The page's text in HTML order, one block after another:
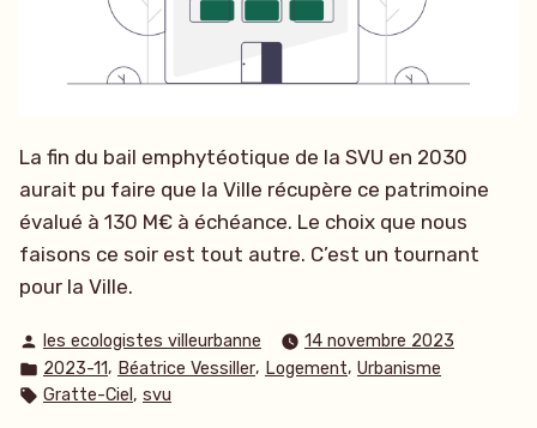
La fin du bail emphytéotique de la SVU en 2030
aurait pu faire que la Ville récupère ce patrimoine
évalué à 130 M€ à échéance. Le choix que nous
faisons ce soir est tout autre. C’est un tournant
pour la Ville.
Publié
par
les ecologistes villeurbanne
14 novembre 2023
Publié
dans
2023-11, Béatrice Vessiller, Logement, Urbanisme
Étiquettes :
Gratte-Ciel , svu